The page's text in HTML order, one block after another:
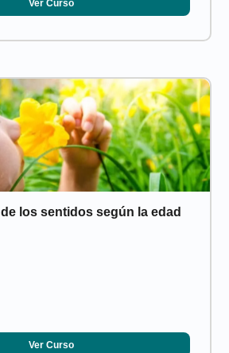
Ver Curso
los sentidos según la edad
Ver Curso